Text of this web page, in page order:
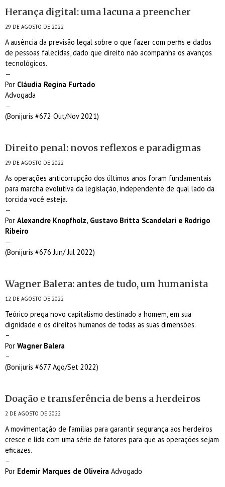
Herança digital: uma lacuna a preencher
29 DE AGOSTO DE 2022
A ausência da previsão legal sobre o que fazer com perfis e dados
de pessoas falecidas, dado que direito não acompanha os avanços
tecnológicos.
—
Por Cláudia Regina Furtado
Advogada
—
(Bonijuris #672 Out/Nov 2021)
Direito penal: novos reflexos e paradigmas
29 DE AGOSTO DE 2022
As operações anticorrupção dos últimos anos foram fundamentais
para marcha evolutiva da legislação, independente de qual lado da
torcida você esteja.
—
Por Alexandre Knopfholz, Gustavo Britta Scandelari e Rodrigo
Ribeiro
—
(Bonijuris #676 Jun/ Jul 2022)
Wagner Balera: antes de tudo, um humanista
12 DE AGOSTO DE 2022
Teórico prega novo capitalismo destinado a homem, em sua
dignidade e os direitos humanos de todas as suas dimensões.
–
Por Wagner Balera
–
(Bonijuris #677 Ago/Set 2022)
Doação e transferência de bens a herdeiros
2 DE AGOSTO DE 2022
A movimentação de famílias para garantir segurança aos herdeiros
cresce e lida com uma série de fatores para que as operações sejam
eficazes.
–
Por Edemir Marques de Oliveira Advogado